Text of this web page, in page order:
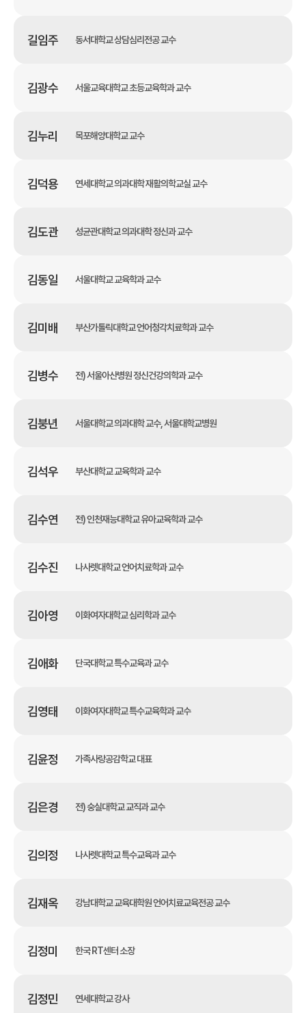
길임주 동서대학교 상담심리전공 교수
김광수 서울교육대학교 초등교육학과 교수
김누리 목포해양대학교 교수
김덕용 연세대학교 의과대학 재활의학교실 교수
김도관 성균관대학교 의과대학 정신과 교수
김동일 서울대학교 교육학과 교수
김미배 부산가톨릭대학교 언어청각치료학과 교수
김병수 전) 서울아산병원 정신건강의학과 교수
김붕년 서울대학교 의과대학 교수, 서울대학교병원
김석우 부산대학교 교육학과 교수
김수연 전) 인천재능대학교 유아교육학과 교수
김수진 나사렛대학교 언어치료학과 교수
김아영 이화여자대학교 심리학과 교수
김애화 단국대학교 특수교육과 교수
김영태 이화여자대학교 특수교육학과 교수
김윤정 가족사랑공감학교 대표
김은경 전) 숭실대학교 교직과 교수
김의정 나사렛대학교 특수교육과 교수
김재옥 강남대학교 교육대학원 언어치료교육전공 교수
김정미 한국 RT센터 소장
김정민 연세대학교 강사